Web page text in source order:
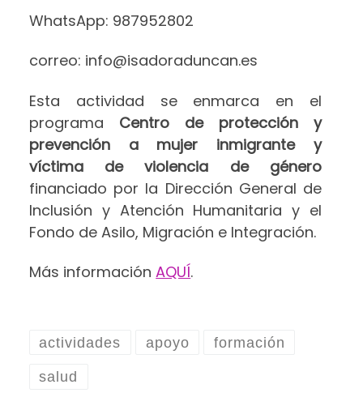
WhatsApp: 987952802
correo: info@isadoraduncan.es
Esta actividad se enmarca en el
programa Centro de protección y
prevención a mujer inmigrante y
víctima de violencia de género
financiado por la Dirección General de
Inclusión y Atención Humanitaria y el
Fondo de Asilo, Migración e Integración.
Más informaciónAQUÍ.
actividades apoyo formación
salud